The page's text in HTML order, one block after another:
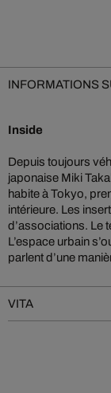
INFORMATIONS
Inside
Depuis toujours
japonaise Miki
habite à Tokyo,
intérieure. Les
d’associations. Le
L’espace urbain
parlent d’une
Paysages urbains
sont remplies
justement parce
VITA